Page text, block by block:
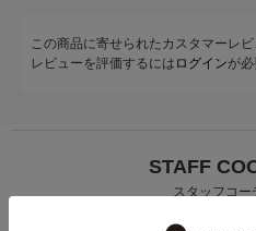
この商品に寄せられたカスタマーレビ
レビューを評価するには ログインが必
STAFF
スタッフコー